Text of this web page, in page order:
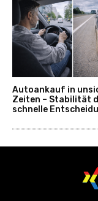
Autoankauf in
Zeiten – Stabilität
schnelle